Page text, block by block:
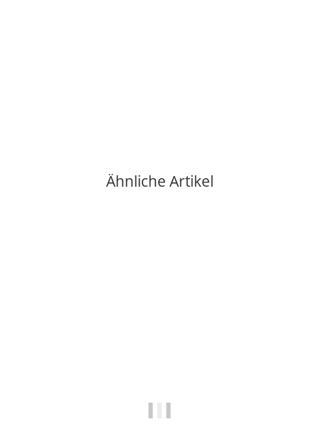
Ähnliche Artikel